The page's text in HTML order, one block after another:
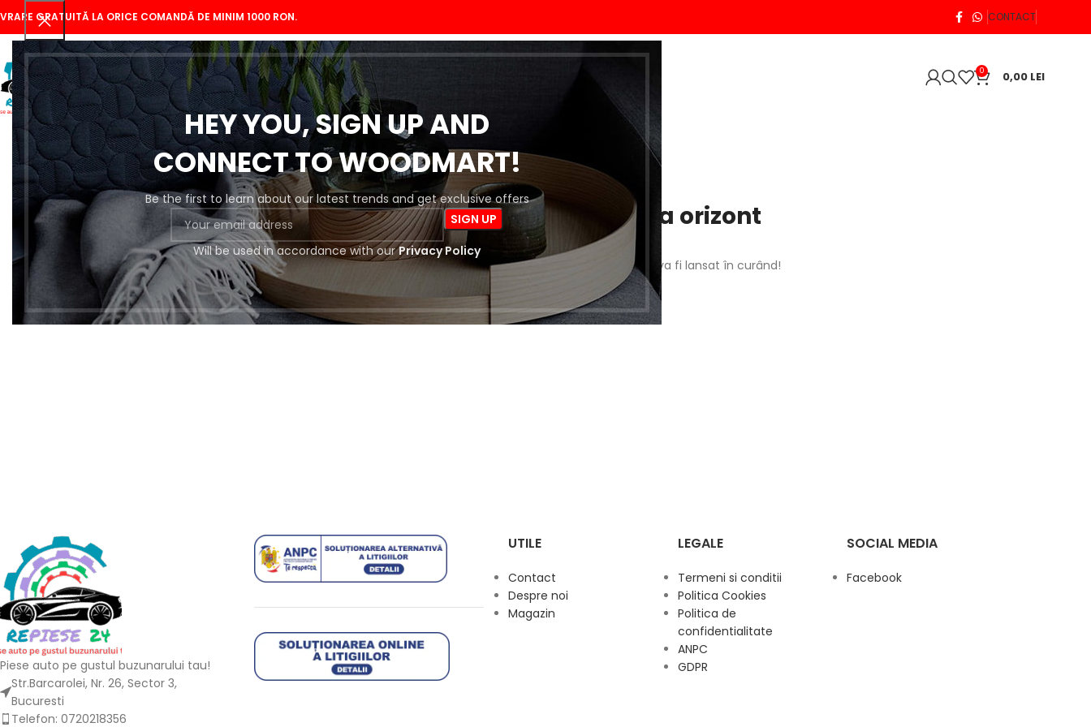
HEY YOU, SIGN UP AND
CONNECT TO WOODMART!
Be the first to learn about our latest trends and get exclusive offers
Will be used in accordance with ourPrivacy Policy
GRATUITĂ LA ORICE COMANDĂ DE MINIM 1000 RON. CONTACT
0 0,00 LEI
Se întrevăd lucruri mărețe la orizont
Pregătirea este importantă! Magazinul nostru este în lucru și va fi lansat în curând!
Piese auto pe gustul buzunarului tau!
Str.Barcarolei, Nr. 26, Sector 3,
Bucuresti
Telefon: 0720218356
UTILE
Contact
Despre noi
Magazin
LEGALE
Termeni si conditii
Politica Cookies
Politica de
confidentialitate
ANPC
GDPR
SOCIAL MEDIA
Facebook